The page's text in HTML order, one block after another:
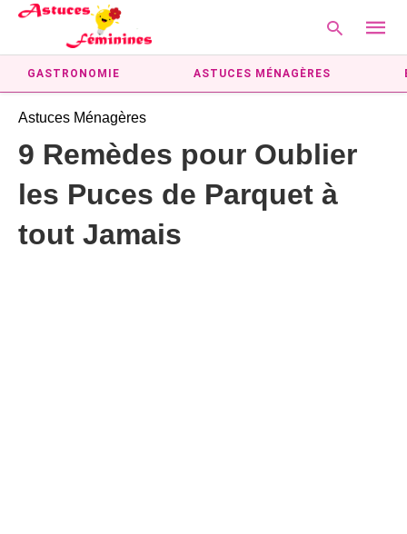
GASTRONOMIE ASTUCES MÉNAGÈRES
Astuces Ménagères
9 Remèdes pour Oublier
les Puces de Parquet à
tout Jamais